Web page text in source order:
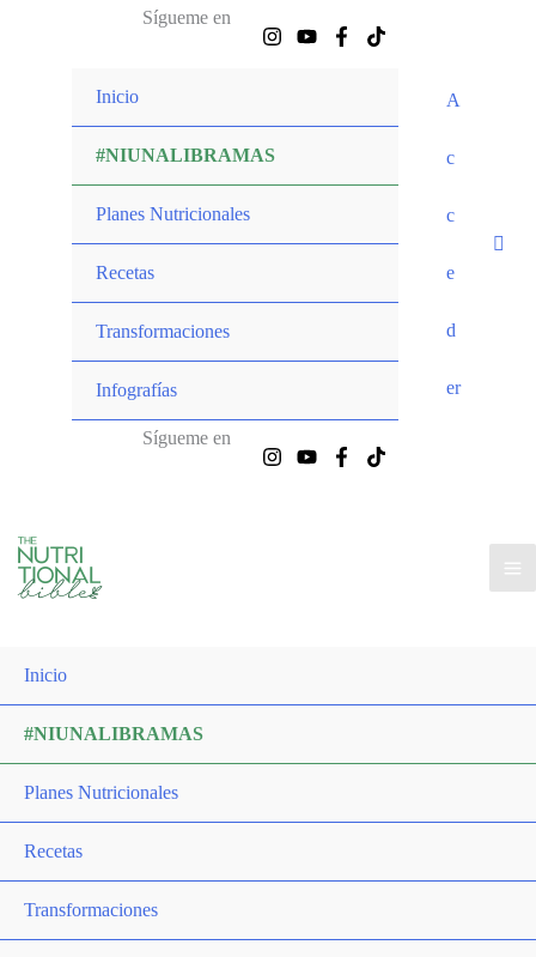
Sígueme en
Inicio
#NIUNALIBRAMAS
Planes Nutricionales
Recetas
Transformaciones
Infografías
A
c
c
e
d
er
Sígueme en
Inicio
#NIUNALIBRAMAS
Planes Nutricionales
Recetas
Transformaciones